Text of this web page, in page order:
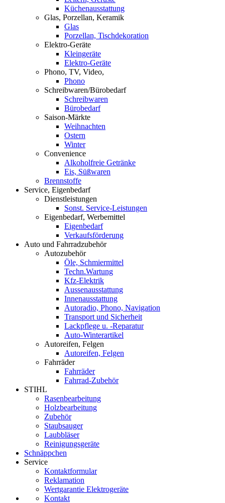
Küchenausstattung
Glas, Porzellan, Keramik
Glas
Porzellan, Tischdekoration
Elektro-Geräte
Kleingeräte
Elektro-Geräte
Phono, TV, Video,
Phono
Schreibwaren/Bürobedarf
Schreibwaren
Bürobedarf
Saison-Märkte
Weihnachten
Ostern
Winter
Convenience
Alkoholfreie Getränke
Eis, Süßwaren
Brennstoffe
Service, Eigenbedarf
Dienstleistungen
Sonst. Service-Leistungen
Eigenbedarf, Werbemittel
Eigenbedarf
Verkaufsförderung
Auto und Fahrradzubehör
Autozubehör
Öle, Schmiermittel
Techn.Wartung
Kfz-Elektrik
Aussenausstattung
Innenausstattung
Autoradio, Phono, Navigation
Transport und Sicherheit
Lackpflege u. -Reparatur
Auto-Winterartikel
Autoreifen, Felgen
Autoreifen, Felgen
Fahrräder
Fahrräder
Fahrrad-Zubehör
STIHL
Rasenbearbeitung
Holzbearbeitung
Zubehör
Staubsauger
Laubbläser
Reinigungsgeräte
Schnäppchen
Service
Kontaktformular
Reklamation
Wertgarantie Elektrogeräte
Kontakt